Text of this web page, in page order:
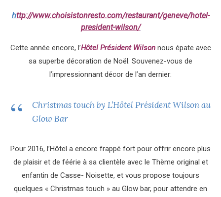
http://www.choisistonresto.com/restaurant/geneve/hotel-
president-wilson/
Cette année encore, l’Hôtel Président Wilsonnous épate avec
sa superbe décoration de Noël. Souvenez-vous de
l’impressionnant décor de l’an dernier:
Christmas touch by L’Hôtel Président Wilson au
Glow Bar
Pour 2016, l’Hôtel a encore frappé fort pour offrir encore plus
de plaisir et de féérie à sa clientèle avec le Thème original et
enfantin de Casse- Noisette, et vous propose toujours
quelques « Christmas touch » au Glow bar, pour attendre en